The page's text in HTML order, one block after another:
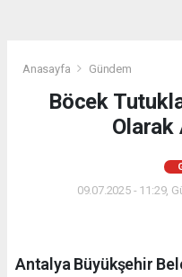
Anasayfa Gündem
Böcek
Olarak
09.07.2025 - 11:29,
Antalya Büyükşehir